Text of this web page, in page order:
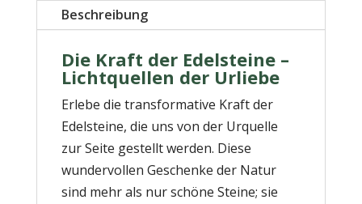
Beschreibung
Die Kraft der Edelsteine –
Lichtquellen der Urliebe
Erlebe die transformative Kraft der
Edelsteine, die uns von der Urquelle
zur Seite gestellt werden. Diese
wundervollen Geschenke der Natur
sind mehr als nur schöne Steine; sie